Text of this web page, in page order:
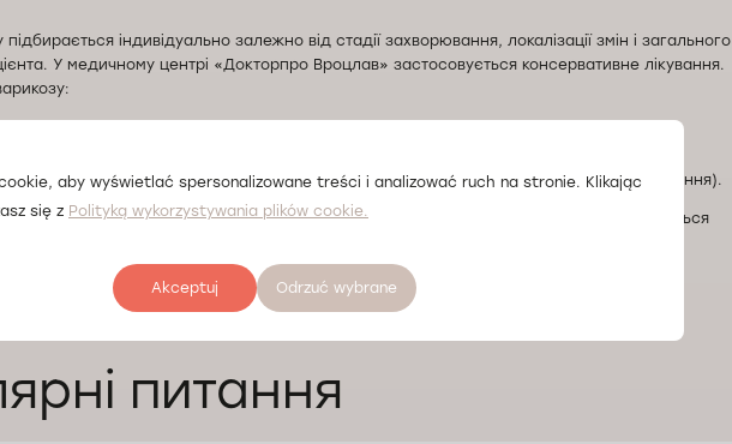
підбирається індивідуально залежно від стадії захворювання, локалізації змін і загального
У медичному центрі «Докторпро Вроцлав» застосовується консервативне лікування.
життя (регулярна фізична активність, зниження маси тіла, уникнення тривалого стояння).
лікування також є профілактика рецидивів. Після завершення терапії рекомендується
варикозу у Вроцлаві можна в медичний центр «Докторпро Вроцлав»,
номером, вказаним на сайті, або заповнивши форму реєстрації.
питання
aby wyświetlać spersonalizowane treści i analizować ruch na stronie. Klikając
się z Polityką wykorzystywania plików cookie.
Akceptuj Odrzuć wybrane